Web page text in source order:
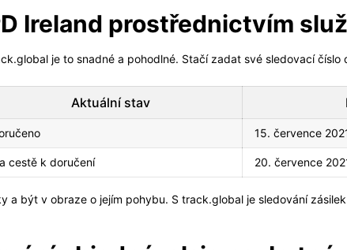
Ireland prostřednictvím
je to snadné a pohodlné. Stačí zadat své sledovací
Aktuální stav
15. července
cestě k doručení 20. července
a být v obraze o jejím pohybu. S track.global je sledování